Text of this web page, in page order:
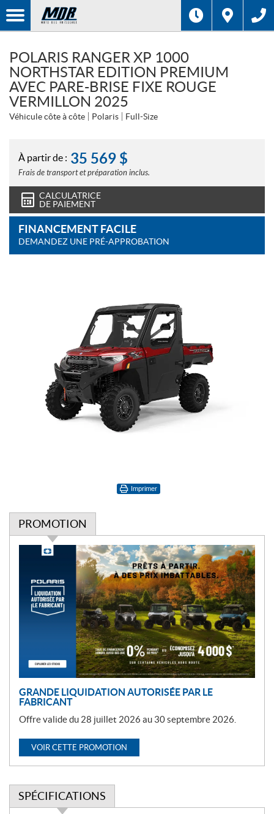
POLARIS RANGER XP 1000
NORTHSTAR EDITION PREMIUM
AVEC PARE-BRISE FIXE ROUGE
VERMILLON 2025
Véhicule côte à côte Polaris Full-Size
À partir de : 35 569 $
Frais de transport et préparation inclus.
CALCULATRICE
DE PAIEMENT
FINANCEMENT FACILE
DEMANDEZ UNE PRÉ-APPROBATION
Imprimer
PROMOTION
GRANDE LIQUIDATION AUTORISÉE PAR LE
FABRICANT
Offre valide du 28 juillet 2026 au 30 septembre 2026.
VOIR CETTE PROMOTION
SPÉCIFICATIONS